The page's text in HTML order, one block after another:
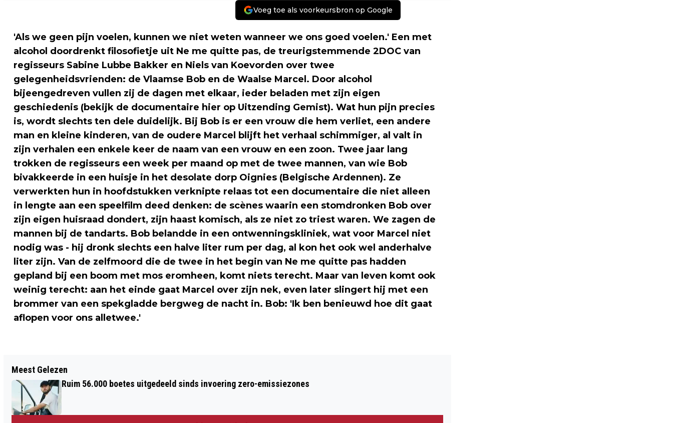
Voeg toe als voorkeursbron op Google
'Als we geen pijn voelen, kunnen we niet weten wanneer we ons goed voelen.' Een met
alcohol doordrenkt filosofietje uit Ne me quitte pas, de treurigstemmende 2DOC van
regisseurs Sabine Lubbe Bakker en Niels van Koevorden over twee
gelegenheidsvrienden: de Vlaamse Bob en de Waalse Marcel. Door alcohol
bijeengedreven vullen zij de dagen met elkaar, ieder beladen met zijn eigen
geschiedenis (bekijk de documentaire hier op Uitzending Gemist). Wat hun pijn precies
is, wordt slechts ten dele duidelijk. Bij Bob is er een vrouw die hem verliet, een andere
man en kleine kinderen, van de oudere Marcel blijft het verhaal schimmiger, al valt in
zijn verhalen een enkele keer de naam van een vrouw en een zoon. Twee jaar lang
trokken de regisseurs een week per maand op met de twee mannen, van wie Bob
bivakkeerde in een huisje in het desolate dorp Oignies (Belgische Ardennen). Ze
verwerkten hun in hoofdstukken verknipte relaas tot een documentaire die niet alleen
in lengte aan een speelfilm deed denken: de scènes waarin een stomdronken Bob over
zijn eigen huisraad dondert, zijn haast komisch, als ze niet zo triest waren. We zagen de
mannen bij de tandarts. Bob belandde in een ontwenningskliniek, wat voor Marcel niet
nodig was - hij dronk slechts een halve liter rum per dag, al kon het ook wel anderhalve
liter zijn. Van de zelfmoord die de twee in het begin van Ne me quitte pas hadden
gepland bij een boom met mos eromheen, komt niets terecht. Maar van leven komt ook
weinig terecht: aan het einde gaat Marcel over zijn nek, even later slingert hij met een
brommer van een spekgladde bergweg de nacht in. Bob: 'Ik ben benieuwd hoe dit gaat
aflopen voor ons alletwee.'
'MEDIATION IN HET STRAFRECHT MOET
STANDAARD WORDEN'
VAN WITTE PIETEN
Meest Gelezen
Ruim 56.000 boetes uitgedeeld sinds invoering zero-emissiezones